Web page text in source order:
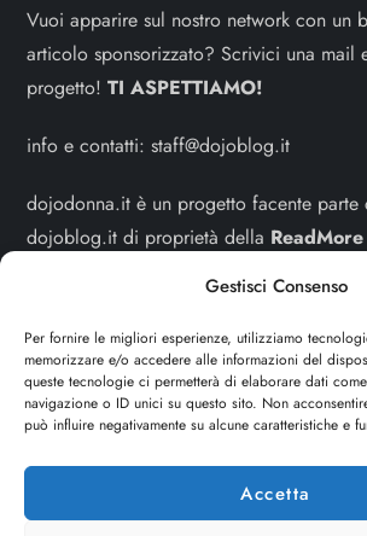
Gestisci Consenso
Per fornire le migliori esperienze, utilizziamo
memorizzare e/o accedere alle informazioni del
queste tecnologie ci permetterà di elaborare dati
navigazione o ID unici su questo sito. Non
può influire negativamente su alcune caratteristiche e
Accetta
Vuoi apparire sul nostro network con un
articolo sponsorizzato? Scrivici una mail
progetto!TI ASPETTIAMO!
info e contatti:staff@dojoblog.it
dojodonna.it è un progetto facente parte
dojoblog.it di proprietà della
Sitemap-Privacy Policy -Cookie Policy
Cerca